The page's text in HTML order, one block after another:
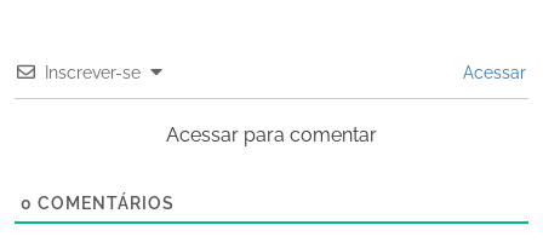
Inscrever-se Acessar
Acessar para comentar
0 COMENTÁRIOS